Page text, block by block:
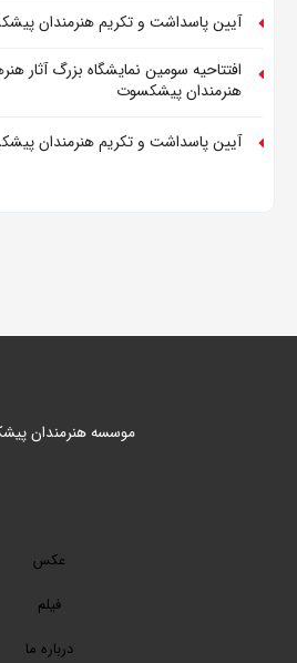
آیین پاسداشت و تکریم هنرمندان
افتتاحیه سومین نمایشگاه بزرگ آثار
هنرمندان پیشکسوت
آیین پاسداشت و تکریم هنرمندان
موسسه هنرمندان
عکس
فیلم
درباره ما